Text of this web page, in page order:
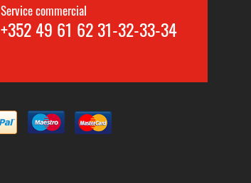
Service commercial
+352 49 61 62 31-32-33-34